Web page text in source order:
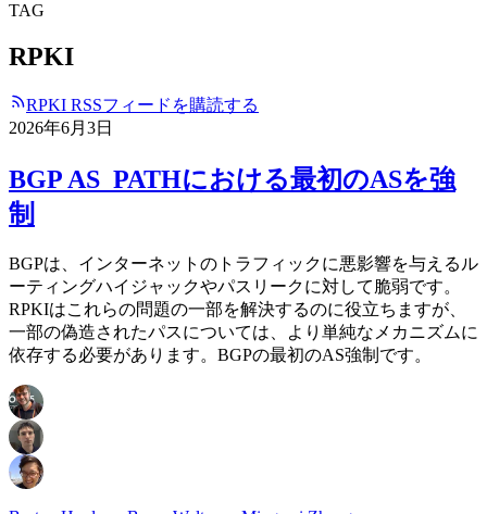
TAG
RPKI
RPKI RSSフィードを購読する
2026年6月3日
BGP AS_PATHにおける最初のASを強
制
BGPは、インターネットのトラフィックに悪影響を与えるル
ーティングハイジャックやパスリークに対して脆弱です。
RPKIはこれらの問題の一部を解決するのに役立ちますが、
一部の偽造されたパスについては、より単純なメカニズムに
依存する必要があります。BGPの最初のAS強制です。